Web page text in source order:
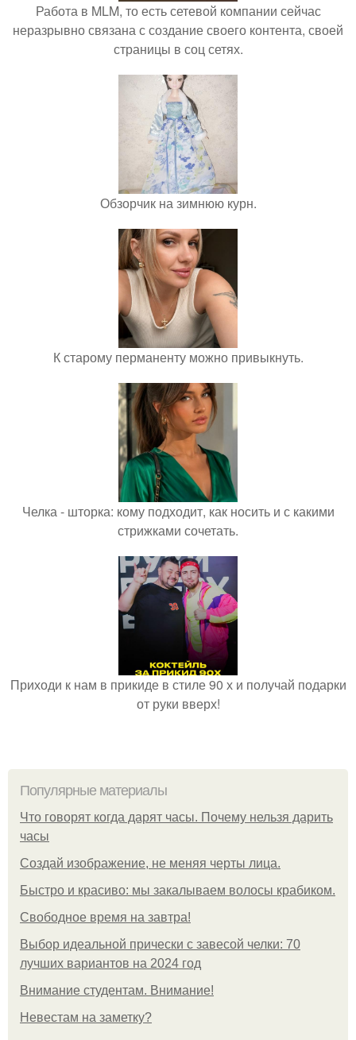
Работа в MLM, то есть сетевой компании сейчас
неразрывно связана с создание своего контента, своей
страницы в соц сетях.
Обзорчик на зимнюю курн.
К старому перманенту можно привыкнуть.
Челка - шторка: кому подходит, как носить и с какими
стрижками сочетать.
Приходи к нам в прикиде в стиле 90 х и получай подарки
от руки вверх!
Популярные материалы
Что говорят когда дарят часы. Почему нельзя дарить
часы
Создай изображение, не меняя черты лица.
Быстро и красиво: мы закалываем волосы крабиком.
Свободное время на завтра!
Выбор идеальной прически с завесой челки: 70
лучших вариантов на 2024 год
Внимание студентам. Внимание!
Невестам на заметку?